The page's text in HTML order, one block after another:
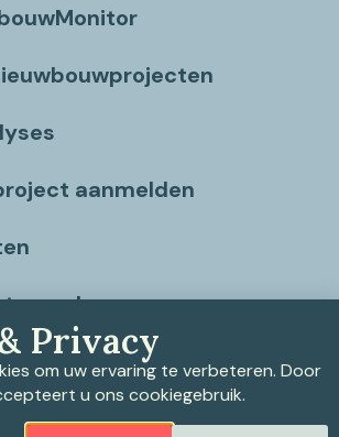
aanmelden
Privacy
om uw ervaring te verbeteren. Door
u ons cookiegebruik.